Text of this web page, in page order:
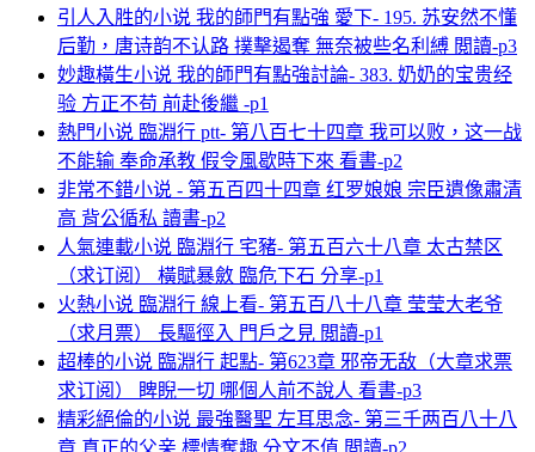
引人入胜的小说 我的師門有點強 愛下- 195. 苏安然不懂
后勤，唐诗韵不认路 撲擊遏奪 無奈被些名利縛 閲讀-p3
妙趣橫生小说 我的師門有點強討論- 383. 奶奶的宝贵经
验 方正不苟 前赴後繼 -p1
熱門小说 臨淵行 ptt- 第八百七十四章 我可以败，这一战
不能输 奉命承教 假令風歇時下來 看書-p2
非常不錯小说 - 第五百四十四章 红罗娘娘 宗臣遺像肅清
高 背公循私 讀書-p2
人氣連載小说 臨淵行 宅豬- 第五百六十八章 太古禁区
（求订阅） 橫賦暴斂 臨危下石 分享-p1
火熱小说 臨淵行 線上看- 第五百八十八章 莹莹大老爷
（求月票） 長驅徑入 門戶之見 閲讀-p1
超棒的小说 臨淵行 起點- 第623章 邪帝无敌（大章求票
求订阅） 睥睨一切 哪個人前不說人 看書-p3
精彩絕倫的小说 最強醫聖 左耳思念- 第三千两百八十八
章 真正的父亲 標情奪趣 分文不值 閲讀-p2